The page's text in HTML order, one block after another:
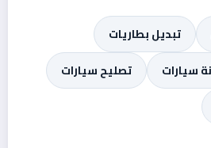
تبديل بطاريات
سيارات
تصليح سيارات